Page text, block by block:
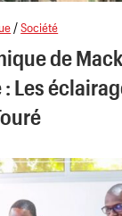
/Société
de
Les